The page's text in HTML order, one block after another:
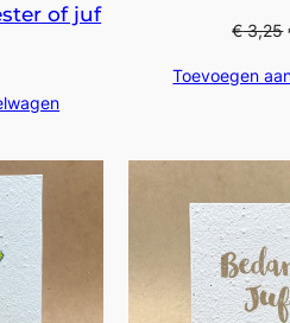
of juf
€3,25
Toevoegen